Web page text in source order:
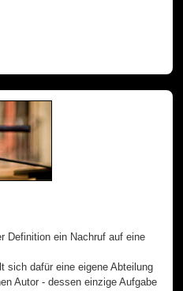
Definition ein Nachruf auf eine
sich dafür eine eigene Abteilung
Autor - dessen einzige Aufgabe